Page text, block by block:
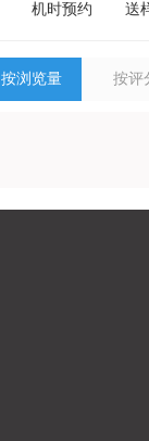
机时预约 送
按浏览量 按评